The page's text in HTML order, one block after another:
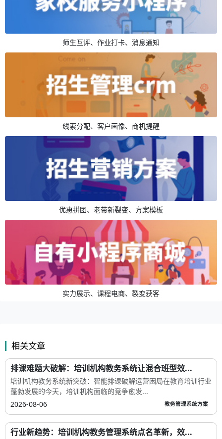
师生互评、作业打卡、消息通知
线索分配、客户画像、商机提醒
优惠拼团、老带新裂变、方案模板
实力展示、课程电商、裂变获客
相关文章
排课难题大破解：培训机构教务系统让混合班型效...
培训机构教务系统新突破：智能排课破解运营困局在教育培训行业
蓬勃发展的今天，培训机构面临的竞争愈发...
2026-08-06
教务管理系统方案
行业新趋势：培训机构教务管理系统点名革新，效...